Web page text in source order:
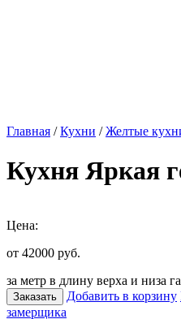
Главная /Кухни /Желтые
Кухня Яркая
Цена:
от 42000 руб.
за метр в длину верха и низа
Заказать Добавить в корзину
замерщика